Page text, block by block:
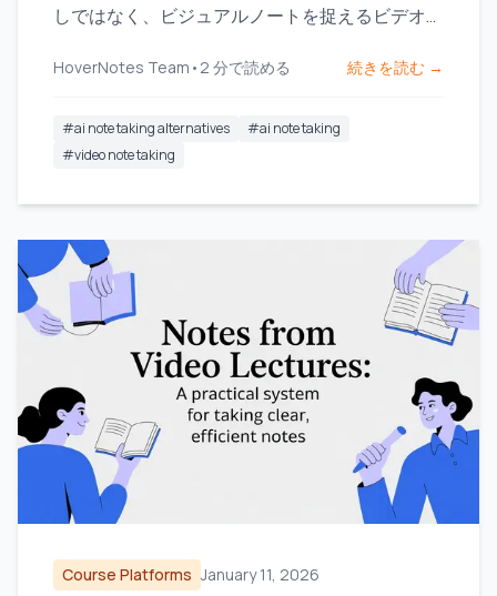
しではなく、ビジュアルノートを捉えるビデオ学
HoverNotes Team • 2 分で読める 続きを読む →
#ai note taking alternatives #ai note taking
#video note taking
Course Platforms January 11, 2026